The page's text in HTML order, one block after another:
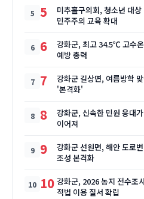
5
미추홀구의회, 청소년 대
민주주의 교육 확대
6
강화군, 최고 34.5℃ 고수
예방 총력
7
강화군 길상면, 여름방학
'본격화'
8
강화군, 신속한 민원 응대
이어져
9
강화군 선원면, 해안 도로
조성 본격화
10 강화군, 2026 농지 전수조
적법 이용 질서 확립